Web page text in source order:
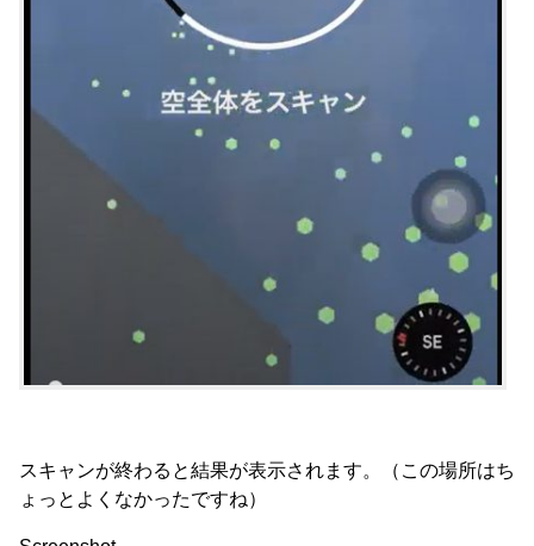
スキャンが終わると結果が表示されます。（この場所はち
ょっとよくなかったですね）